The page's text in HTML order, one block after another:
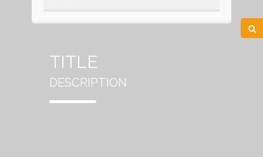
TITLE
DESCRIPTION